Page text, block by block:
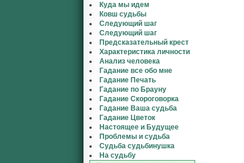
Куда мы идем
Ковш судьбы
Следующий шаг
Следующий шаг
Предсказательный крест
Характеристика личности
Анализ человека
Гадание все обо мне
Гадание Печать
Гадание по Брауну
Гадание Скороговорка
Гадание Ваша судьба
Гадание Цветок
Настоящее и Будущее
Проблемы и судьба
Судьба судьбинушка
На судьбу